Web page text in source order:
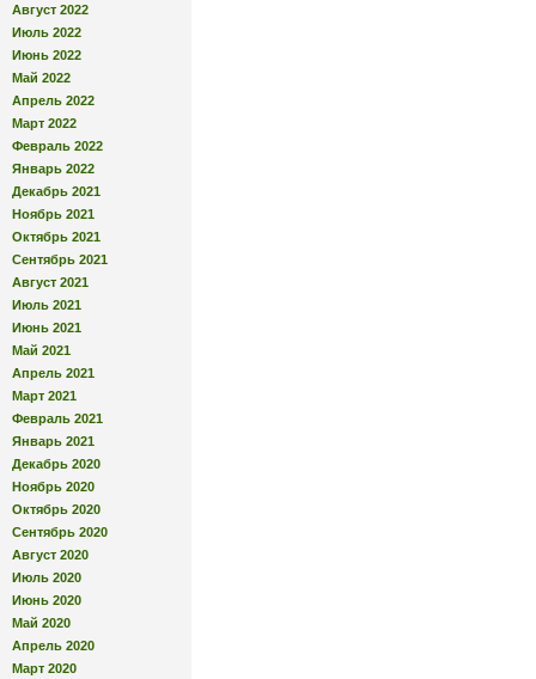
Август 2022
Июль 2022
Июнь 2022
Май 2022
Апрель 2022
Март 2022
Февраль 2022
Январь 2022
Декабрь 2021
Ноябрь 2021
Октябрь 2021
Сентябрь 2021
Август 2021
Июль 2021
Июнь 2021
Май 2021
Апрель 2021
Март 2021
Февраль 2021
Январь 2021
Декабрь 2020
Ноябрь 2020
Октябрь 2020
Сентябрь 2020
Август 2020
Июль 2020
Июнь 2020
Май 2020
Апрель 2020
Март 2020